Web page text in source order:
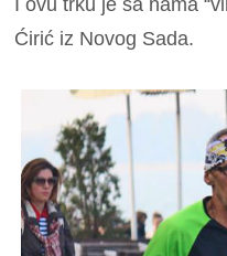
I ovu trku je sa nama
Ćirić iz Novog Sada.